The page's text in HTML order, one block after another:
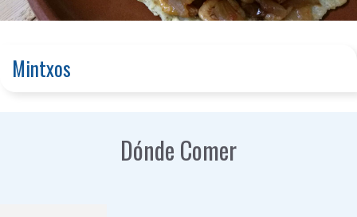
Mintxos
Dónde Comer